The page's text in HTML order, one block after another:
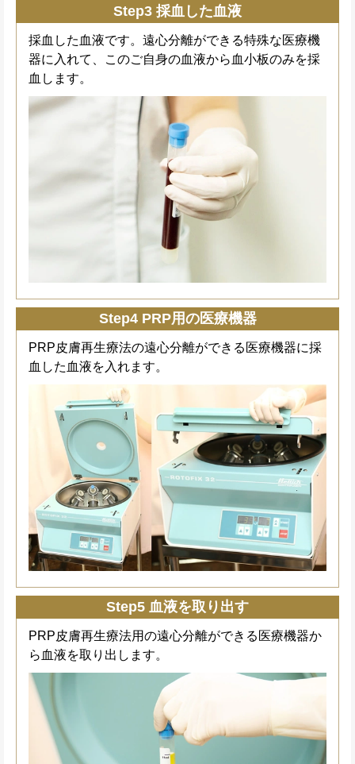
Step3 採血した血液
採血した血液です。遠心分離ができる特殊な医療機
器に入れて、このご自身の血液から血小板のみを採
血します。
Step4 PRP用の医療機器
PRP皮膚再生療法の遠心分離ができる医療機器に採
血した血液を入れます。
Step5 血液を取り出す
PRP皮膚再生療法用の遠心分離ができる医療機器か
ら血液を取り出します。